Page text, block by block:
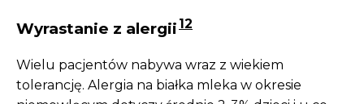
Wyrastanie z alergii 12
Wielu pacjentów nabywa wraz z wiekiem
tolerancję. Alergia na białka mleka w okresie